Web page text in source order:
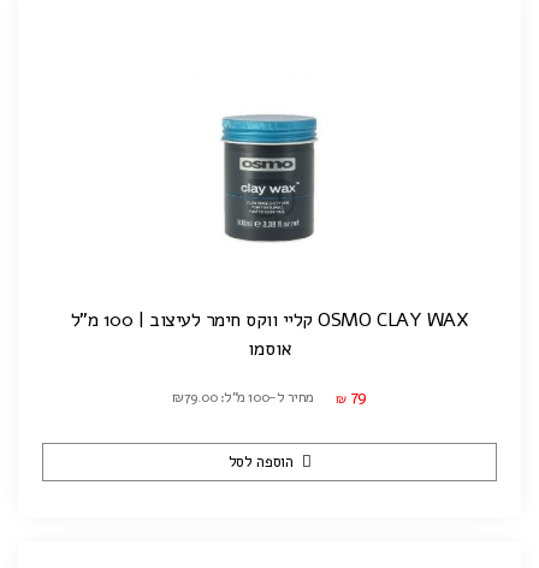
OSMO CLAY WAX קליי ווקס חימר לעיצוב | 100 מ"ל
אוסמו
₪ 79 מחיר ל-100 מ"ל: ₪79.00
הוספה לסל